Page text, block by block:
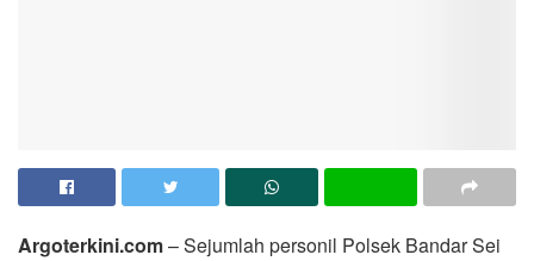
Argoterkini.com– Sejumlah personil Polsek Bandar Sei